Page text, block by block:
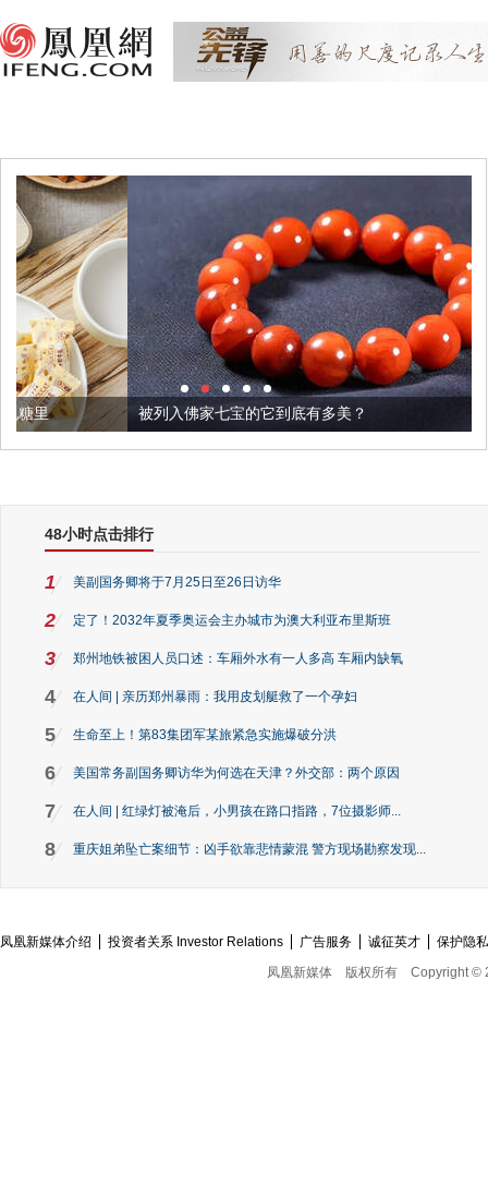
被列入佛家七宝的它到底有多美？
48小时点击排行
1 美副国务卿将于7月25日至26日访华
2 定了！2032年夏季奥运会主办城市为澳大利亚布里斯班
3 郑州地铁被困人员口述：车厢外水有一人多高 车厢内缺氧
4 在人间 | 亲历郑州暴雨：我用皮划艇救了一个孕妇
5 生命至上！第83集团军某旅紧急实施爆破分洪
6 美国常务副国务卿访华为何选在天津？外交部：两个原因
7 在人间 | 红绿灯被淹后，小男孩在路口指路，7位摄影师...
8 重庆姐弟坠亡案细节：凶手欲靠悲情蒙混 警方现场勘察发现...
凤凰新媒体介绍 投资者关系 Investor Relations 广告服务 诚征英才
保护隐
凤凰新媒体
版权所有 Copyright ©